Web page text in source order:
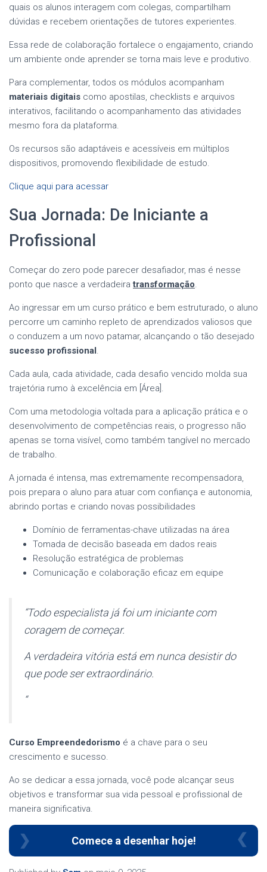
quais os alunos interagem com colegas, compartilham
dúvidas e recebem orientações de tutores experientes.
Essa rede de colaboração fortalece o engajamento, criando
um ambiente onde aprender se torna mais leve e produtivo.
Para complementar, todos os módulos acompanham
materiais digitais como apostilas, checklists e arquivos
interativos, facilitando o acompanhamento das atividades
mesmo fora da plataforma.
Os recursos são adaptáveis e acessíveis em múltiplos
dispositivos, promovendo flexibilidade de estudo.
Clique aqui para acessar
Sua Jornada: De Iniciante a
Profissional
Começar do zero pode parecer desafiador, mas é nesse
ponto que nasce a verdadeiratransformação.
Ao ingressar em um curso prático e bem estruturado, o aluno
percorre um caminho repleto de aprendizados valiosos que
o conduzem a um novo patamar, alcançando o tão desejado
sucesso profissional.
Cada aula, cada atividade, cada desafio vencido molda sua
trajetória rumo à excelência em [Área].
Com uma metodologia voltada para a aplicação prática e o
desenvolvimento de competências reais, o progresso não
apenas se torna visível, como também tangível no mercado
de trabalho.
A jornada é intensa, mas extremamente recompensadora,
pois prepara o aluno para atuar com confiança e autonomia,
abrindo portas e criando novas possibilidades
Domínio de ferramentas-chave utilizadas na área
Tomada de decisão baseada em dados reais
Resolução estratégica de problemas
Comunicação e colaboração eficaz em equipe
“Todo especialista já foi um iniciante com
coragem de começar.
A verdadeira vitória está em nunca desistir do
que pode ser extraordinário.
“
Curso Empreendedorismo é a chave para o seu
crescimento e sucesso.
Ao se dedicar a essa jornada, você pode alcançar seus
objetivos e transformar sua vida pessoal e profissional de
maneira significativa.
Comece a desenhar hoje!